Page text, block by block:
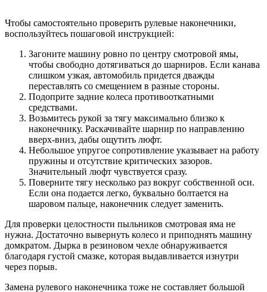
Чтобы самостоятельно проверить рулевые наконечники,
воспользуйтесь пошаговой инструкцией:
Загоните машину ровно по центру смотровой ямы,
чтобы свободно дотягиваться до шарниров. Если канава
слишком узкая, автомобиль придется дважды
переставлять со смещением в разные стороны.
Подоприте задние колеса противооткатными
средствами.
Возьмитесь рукой за тягу максимально близко к
наконечнику. Раскачивайте шарнир по направлению
вверх-вниз, дабы ощутить люфт.
Небольшое упругое сопротивление указывает на работу
пружины и отсутствие критических зазоров.
Значительный люфт чувствуется сразу.
Поверните тягу несколько раз вокруг собственной оси.
Если она подается легко, буквально болтается на
шаровом пальце, наконечник следует заменить.
Для проверки целостности пыльников смотровая яма не
нужна. Достаточно вывернуть колесо и приподнять машину
домкратом. Дырка в резиновом чехле обнаруживается
благодаря густой смазке, которая выдавливается изнутри
через порыв.
Замена рулевого наконечника тоже не составляет большой